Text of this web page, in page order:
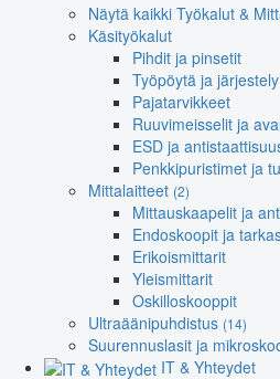
Näytä kaikki Työkalut &
Käsityökalut
Pihdit ja pinsetit
Työpöytä ja järjestely
Pajatarvikkeet
Ruuvimeisselit ja
ESD ja
Penkkipuristimet ja
Mittalaitteet (2)
Mittauskaapelit ja
Endoskoopit ja
Erikoismittarit
Yleismittarit
Oskilloskooppit
Ultraäänipuhdistus (14)
Suurennuslasit ja
IT & Yhteydet